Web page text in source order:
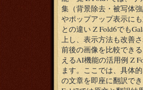
集（背景除去・被写体
やポップアップ表示に
との違い Z Fold6でも
上し、表示方法も改善
前後の画像を比較でき
えるAI機能の活用例 Z
ます。ここでは、具体
の文章を即座に翻訳で